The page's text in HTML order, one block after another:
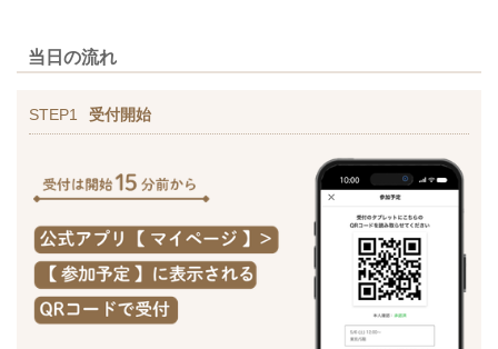
当日の流れ
STEP1 受付開始